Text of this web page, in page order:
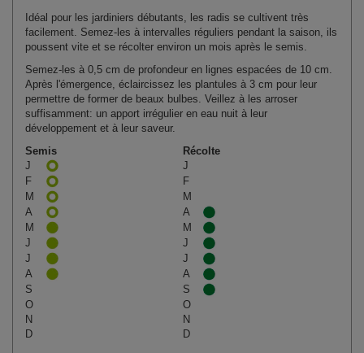
Idéal pour les jardiniers débutants, les radis se cultivent très
facilement. Semez-les à intervalles réguliers pendant la saison, ils
poussent vite et se récolter environ un mois après le semis.
Semez-les à 0,5 cm de profondeur en lignes espacées de 10 cm.
Après l'émergence, éclaircissez les plantules à 3 cm pour leur
permettre de former de beaux bulbes. Veillez à les arroser
suffisamment: un apport irrégulier en eau nuit à leur
développement et à leur saveur.
Semis
Récolte
J
J
F
F
M
M
A
A
M
M
J
J
J
J
A
A
S
S
O
O
N
N
D
D